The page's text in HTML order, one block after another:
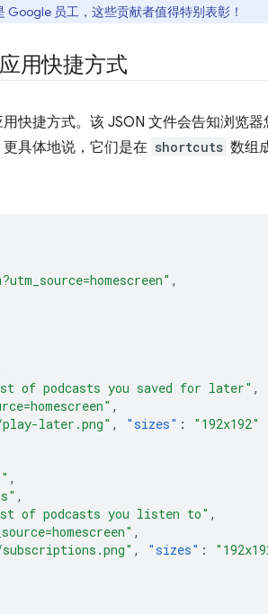
员工，这些贡献者值得特别表彰！
用快捷方式
快捷方式。该 JSON 文件会告知浏览
具体地说，它们是在 shortcuts 数组
,
of podcasts you saved for later" ,
,
later.png" , "sizes" : "192x192"
,
,
of podcasts you listen to" ,
,
, "sizes" :